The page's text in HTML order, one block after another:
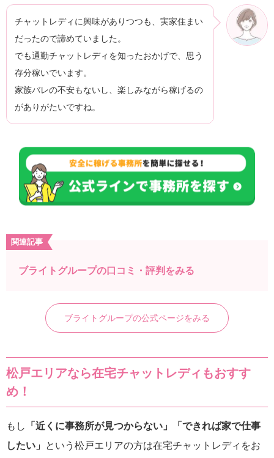
チャットレディに興味がありつつも、実家住まい
だったので諦めていました。
でも通勤チャットレディを知ったおかげで、思う
存分稼いでいます。
家族バレの不安もないし、楽しみながら稼げるの
がありがたいですね。
関連記事
ブライトグループの口コミ・評判をみる
ブライトグループの公式ページをみる
松戸エリアなら在宅チャットレディもおすす
め！
もし
「近くに事務所が見つからない」「できれば家で仕事
したい」
という松戸エリアの方は在宅チャットレディをお